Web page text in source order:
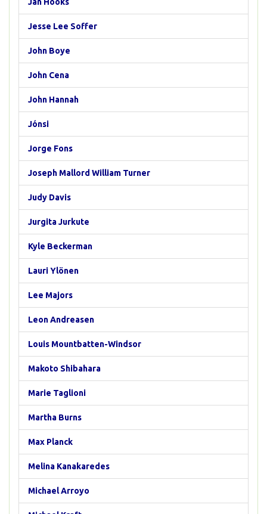
Jesse Lee Soffer
John Boye
John Cena
John Hannah
Jónsi
Jorge Fons
Joseph Mallord William Turner
Judy Davis
Jurgita Jurkute
Kyle Beckerman
Lauri Ylönen
Lee Majors
Leon Andreasen
Louis Mountbatten-Windsor
Makoto Shibahara
Marie Taglioni
Martha Burns
Max Planck
Melina Kanakaredes
Michael Arroyo